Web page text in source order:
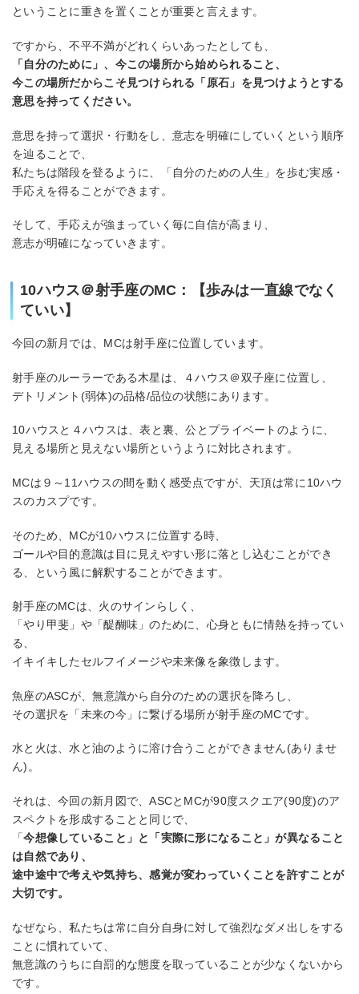
ということに重きを置くことが重要と言えます。
ですから、不平不満がどれくらいあったとしても、
「自分のために」、今この場所から始められること、
今この場所だからこそ見つけられる「原石」を見つけようとする
意思を持ってください。
意思を持って選択・行動をし、意志を明確にしていくという順序
を辿ることで、
私たちは階段を登るように、「自分のための人生」を歩む実感・
手応えを得ることができます。
そして、手応えが強まっていく毎に自信が高まり、
意志が明確になっていきます。
10ハウス＠射手座のMC：【歩みは一直線でなく
ていい】
今回の新月では、MCは射手座に位置しています。
射手座のルーラーである木星は、４ハウス＠双子座に位置し、
デトリメント(弱体)の品格/品位の状態にあります。
10ハウスと４ハウスは、表と裏、公とプライベートのように、
見える場所と見えない場所というように対比されます。
MCは９～11ハウスの間を動く感受点ですが、天頂は常に10ハウ
スのカスプです。
そのため、MCが10ハウスに位置する時、
ゴールや目的意識は目に見えやすい形に落とし込むことができ
る、という風に解釈することができます。
射手座のMCは、火のサインらしく、
「やり甲斐」や「醍醐味」のために、心身ともに情熱を持ってい
る、
イキイキしたセルフイメージや未来像を象徴します。
魚座のASCが、無意識から自分のための選択を降ろし、
その選択を「未来の今」に繋げる場所が射手座のMCです。
水と火は、水と油のように溶け合うことができません(ありませ
ん)。
それは、今回の新月図で、ASCとMCが90度スクエア(90度)のア
スペクトを形成することと同じで、
「今想像していること」と「実際に形になること」が異なること
は自然であり、
途中途中で考えや気持ち、感覚が変わっていくことを許すことが
大切です。
なぜなら、私たちは常に自分自身に対して強烈なダメ出しをする
ことに慣れていて、
無意識のうちに自罰的な態度を取っていることが少なくないから
です。